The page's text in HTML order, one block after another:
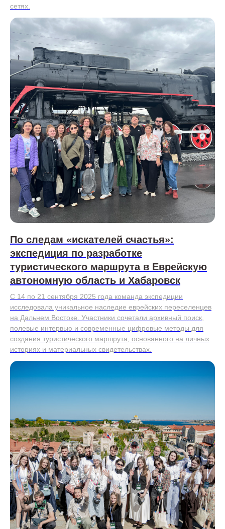
сетях.
По следам «искателей счастья»:
экспедиция по разработке
туристического маршрута в Еврейскую
автономную область и Хабаровск
С 14 по 21 сентября 2025 года команда экспедиции
исследовала уникальное наследие еврейских переселенцев
на Дальнем Востоке. Участники сочетали архивный поиск,
полевые интервью и современные цифровые методы для
создания туристического маршрута, основанного на личных
историях и материальных свидетельствах.